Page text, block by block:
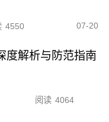
4550 07-20
度解析与防范指南
阅读 4064